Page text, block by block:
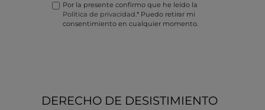
Por la presente confirmo que he leído la
Política de privacidad.* Puedo retirar mi
consentimiento en cualquier momento.
DERECHO DE DESISTIMIENTO